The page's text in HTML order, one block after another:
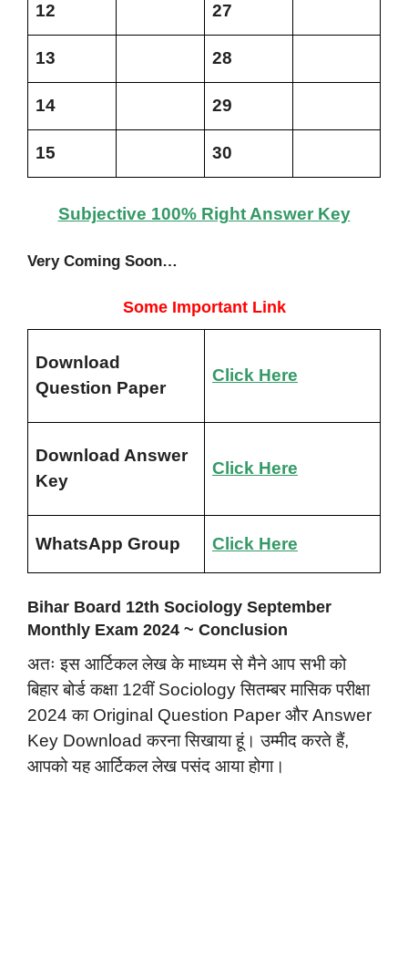
12 27
13 28
14 29
15 30
Subjective 100% Right Answer Key
Very Coming Soon…
Some Important Link
Download
Question Paper
Click Here
Download Answer
Key
Click Here
WhatsApp Group Click Here
Bihar Board 12th Sociology September
Monthly Exam 2024 ~ Conclusion
अतः इस आर्टिकल लेख के माध्यम से मैने आप सभी को
बिहार बोर्ड कक्षा 12वीं Sociology सितम्बर मासिक परीक्षा
2024 का Original Question Paper और Answer
Key Download करना सिखाया हूं। उम्मीद करते हैं,
आपको यह आर्टिकल लेख पसंद आया होगा।